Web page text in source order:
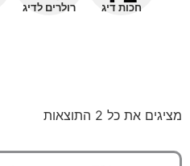
חכות דיג רולרים לדיג
מציגים את כל ⁦2⁩ התוצאות